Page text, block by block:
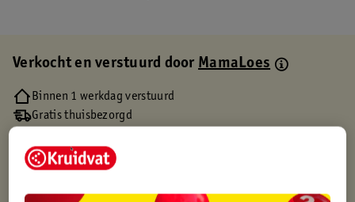
Verkocht en verstuurd doorMamaLoes
Binnen 1 werkdag verstuurd
Gratis thuisbezorgd
Gratis punten met je Kruidvat kaart